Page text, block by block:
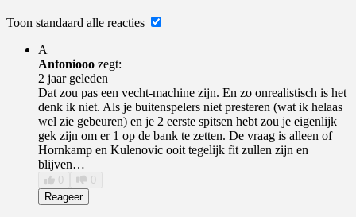
Toon standaard alle reacties
A
Antoniooo zegt:
2 jaar geleden
Dat zou pas een vecht-machine zijn. En zo onrealistisch is het
denk ik niet. Als je buitenspelers niet presteren (wat ik helaas
wel zie gebeuren) en je 2 eerste spitsen hebt zou je eigenlijk
gek zijn om er 1 op de bank te zetten. De vraag is alleen of
Hornkamp en Kulenovic ooit tegelijk fit zullen zijn en
blijven…
0
0
Reageer